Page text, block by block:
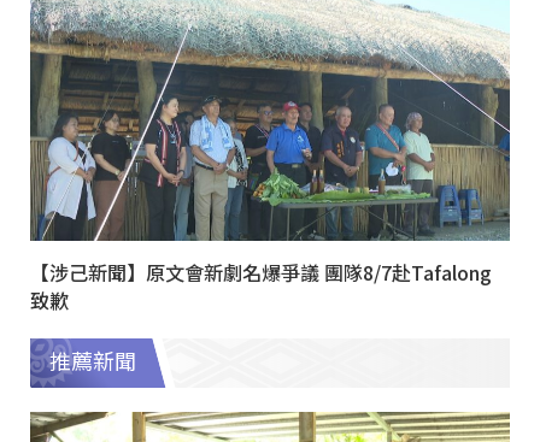
【涉己新聞】原文會新劇名爆爭議 團隊8/7赴Tafalong
致歉
推薦新聞